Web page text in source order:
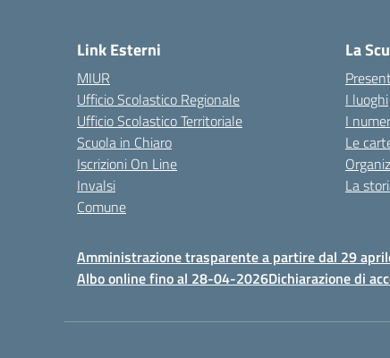
Link Esterni
MIUR
Ufficio Scolastico Regionale
Ufficio Scolastico Territoriale
Scuola in Chiaro
Iscrizioni On Line
Invalsi
Comune
La
I luoghi
I
Le
La
Amministrazione trasparente a partire dal 29
Albo online fino al 28-04-2026Dichiarazione di